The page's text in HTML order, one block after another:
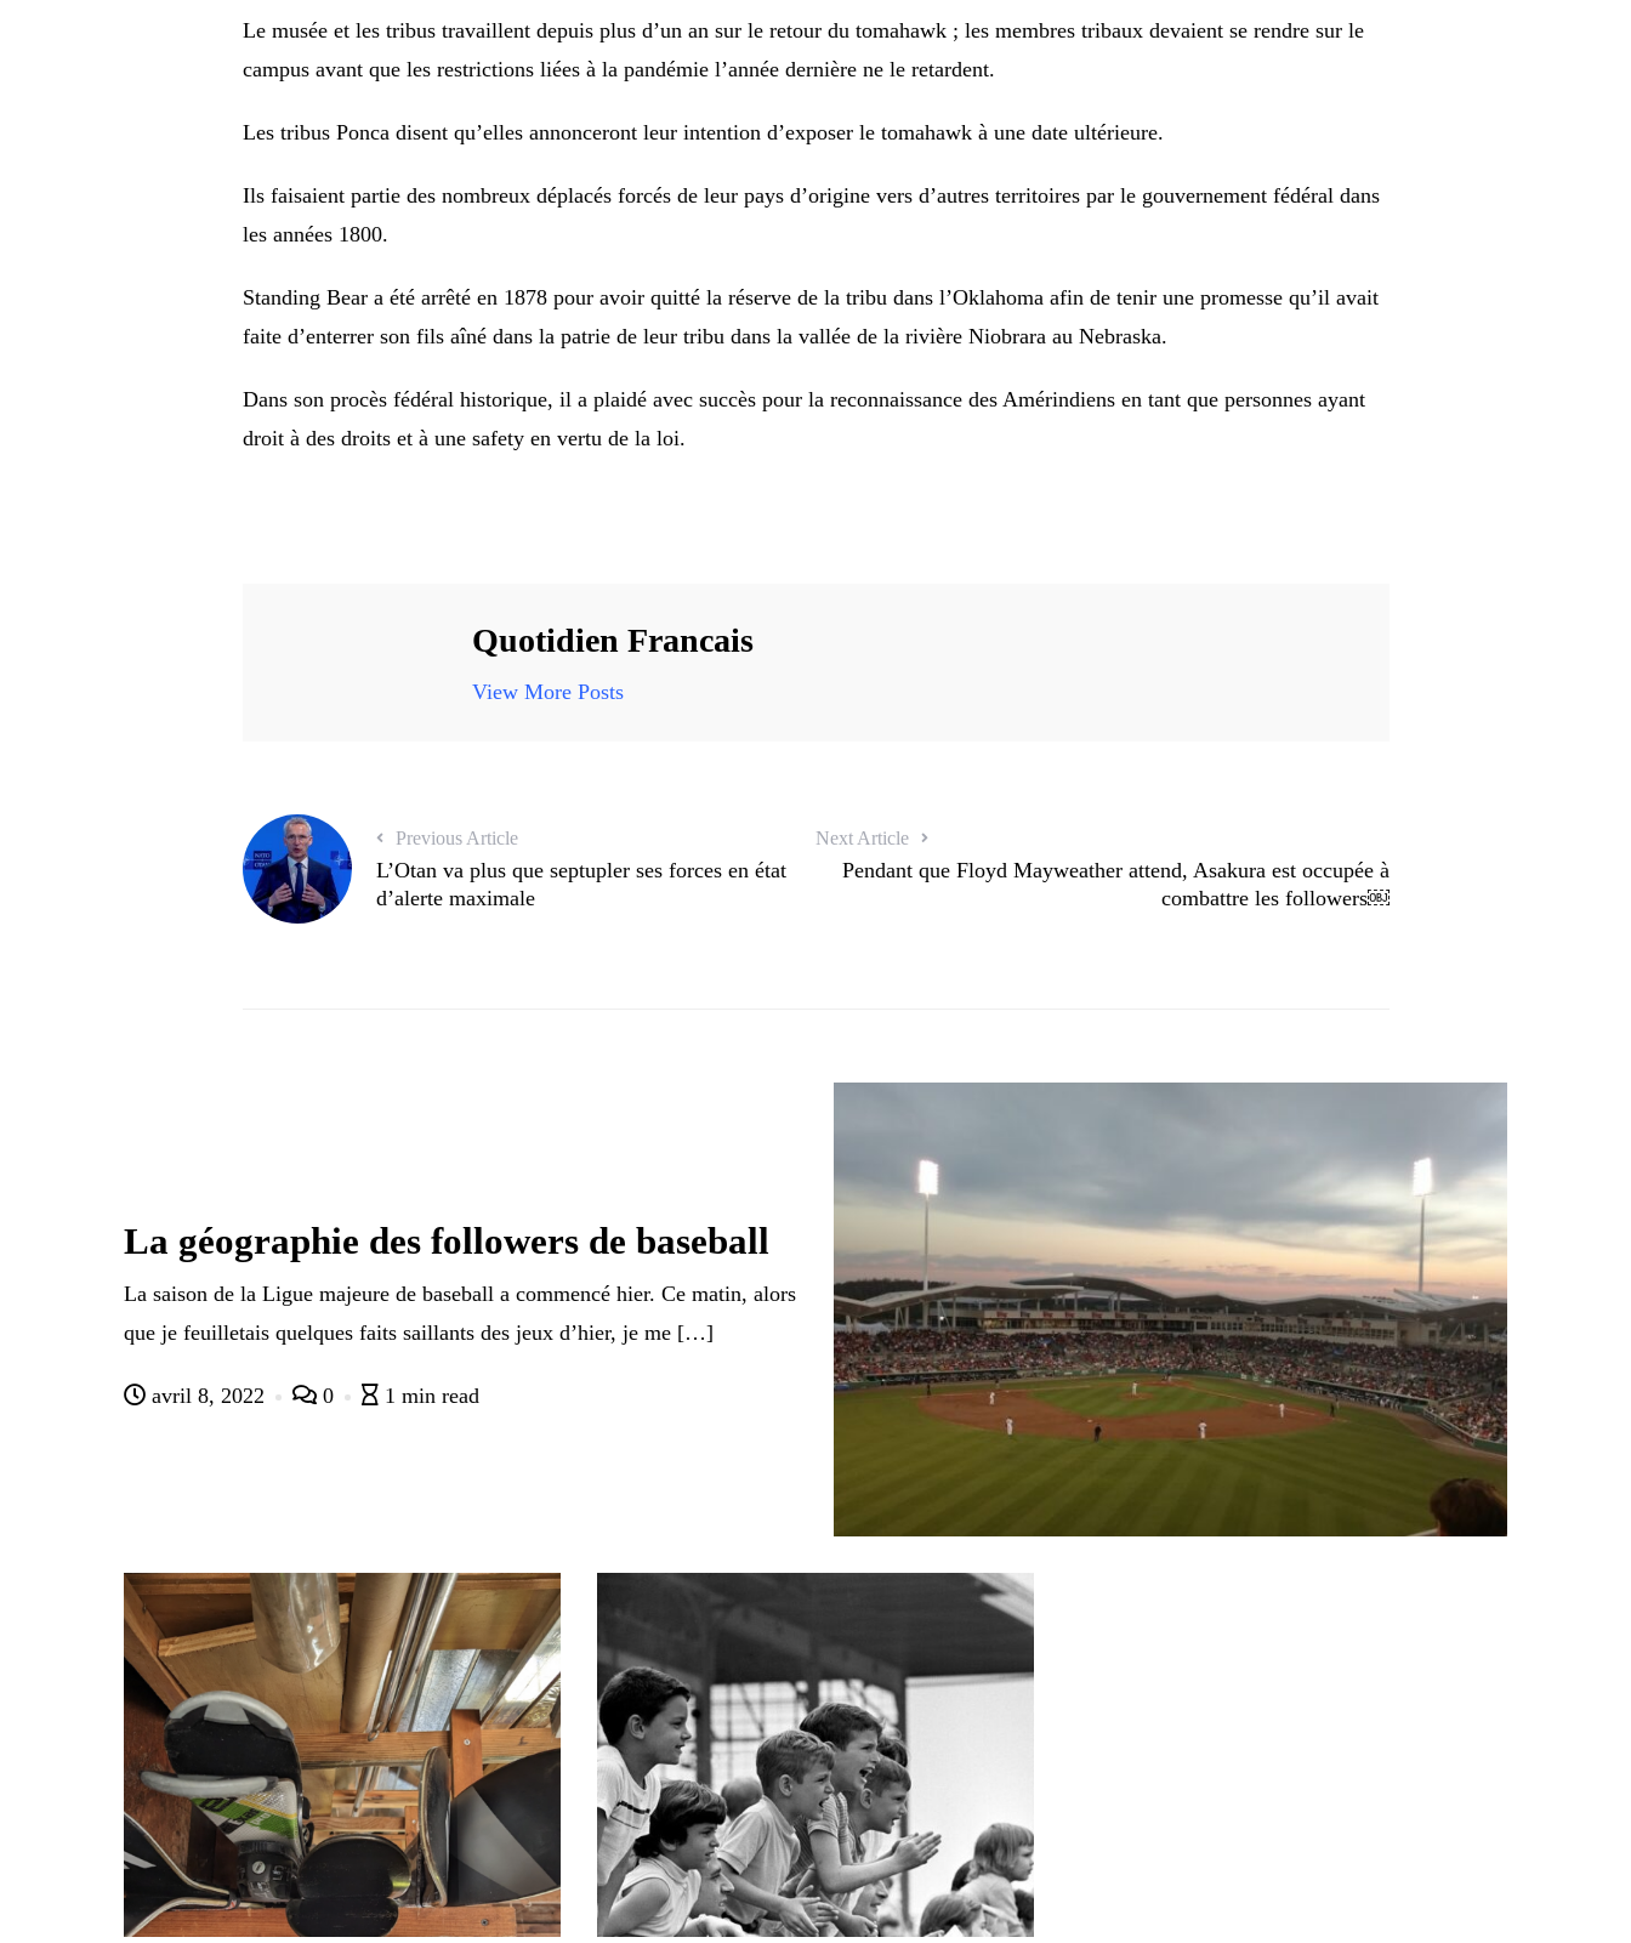
Le musée et les tribus travaillent depuis plus d’un an sur le retour du tomahawk ; les membres tribaux devaient se rendre sur le
campus avant que les restrictions liées à la pandémie l’année dernière ne le retardent.
Les tribus Ponca disent qu’elles annonceront leur intention d’exposer le tomahawk à une date ultérieure.
Ils faisaient partie des nombreux déplacés forcés de leur pays d’origine vers d’autres territoires par le gouvernement fédéral dans
les années 1800.
Standing Bear a été arrêté en 1878 pour avoir quitté la réserve de la tribu dans l’Oklahoma afin de tenir une promesse qu’il avait
faite d’enterrer son fils aîné dans la patrie de leur tribu dans la vallée de la rivière Niobrara au Nebraska.
Dans son procès fédéral historique, il a plaidé avec succès pour la reconnaissance des Amérindiens en tant que personnes ayant
droit à des droits et à une safety en vertu de la loi.
Quotidien Francais
View More Posts
Previous Article
L’Otan va plus que septupler ses forces en état
d’alerte maximale
Next Article
Pendant que Floyd Mayweather attend, Asakura est occupée à
combattre les followers￼
La géographie des followers de baseball
La saison de la Ligue majeure de baseball a commencé hier. Ce matin, alors
que je feuilletais quelques faits saillants des jeux d’hier, je me […]
avril 8, 2022 0 1 min read